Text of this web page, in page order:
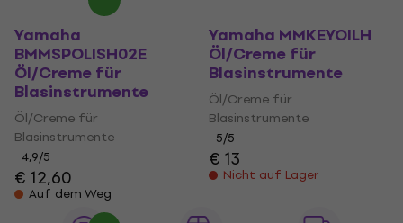
Yamaha
BMMSPOLISH02E
Öl/Creme für
Blasinstrumente
Öl/Creme für
Blasinstrumente
4,9/5
€ 12,60
Auf dem Weg
Yamaha MMKEYOILH
Öl/Creme für
Blasinstrumente
Öl/Creme für
Blasinstrumente
5/5
€ 13
Nicht auf Lager